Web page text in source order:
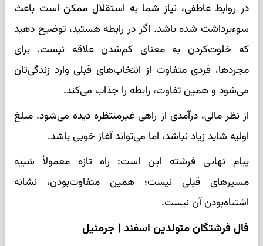
در روابط عاطفی، نیاز شما به استقلال ممکن است باعث
سوءبرداشت شده باشد. اگر در رابطه هستید، توضیح دهید
که خلوت‌کردن به معنای کم‌شدن علاقه نیست. برای
مجردها، فردی متفاوت از انتخاب‌های قبلی وارد زندگی‌تان
می‌شود و همین تفاوت، رابطه را جذاب می‌کند.
از نظر مالی، درآمدی از راهی غیرمنتظره دیده می‌شود. مبلغ
اولیه شاید زیاد نباشد، اما می‌تواند آغاز خوبی باشد.
پیام نهایی فرشته این است: راه تازه معمولاً شبیه
مسیرهای قبلی نیست؛ همین متفاوت‌بودن، نشانه
اشتباه‌بودن آن نیست.
فال فرشتگان متولدین اسفند | جرمئیل